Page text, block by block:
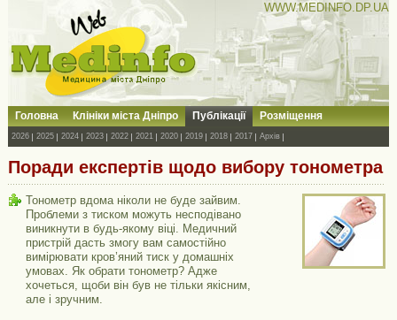
WWW.MEDINFO.DP.UA
Головна Клініки міста Дніпро Публікації Розміщення
2026 2025 2024 2023 2022 2021 2020 2019 2018 2017 Архів
Поради експертів щодо вибору тонометра
Тонометр вдома ніколи не буде зайвим.
Проблеми з тиском можуть несподівано
виникнути в будь-якому віці. Медичний
пристрій дасть змогу вам самостійно
вимірювати кров’яний тиск у домашніх
умовах. Як обрати тонометр? Адже
хочеться, щоби він був не тільки якісним,
але і зручним.